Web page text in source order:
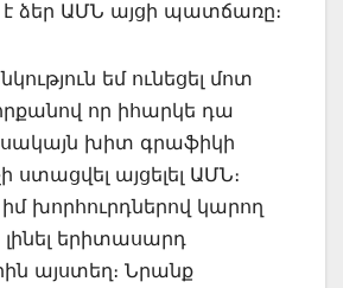
է ձեր ԱՄՆ այցի պատճառը։
եմ ունեցել մոտ
որ իհարկե դա
խիտ գրաֆիկի
այցելել ԱՄՆ։
խորհուրդներով կարող
երիտասարդ
այստեղ։ Նրանք